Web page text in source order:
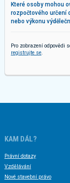
Které osoby mohou
rozpočtového určení
nebo výkonu
Pro zobrazení odpovědi
registrujte se
KAM DÁL?
Právní dotazy
Vzdělávání
Nové stavební právo